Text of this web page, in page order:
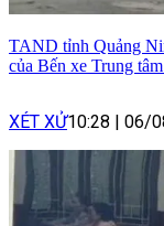
TAND tỉnh Quảng
của Bến xe Trung
XÉT XỬ10:28 | 06/